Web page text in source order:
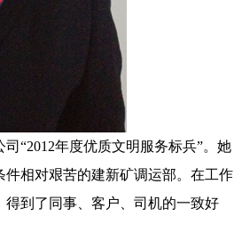
“2012年度优质文明服务标兵”。她
相对艰苦的建新矿调运部。在工作
到了同事、客户、司机的一致好